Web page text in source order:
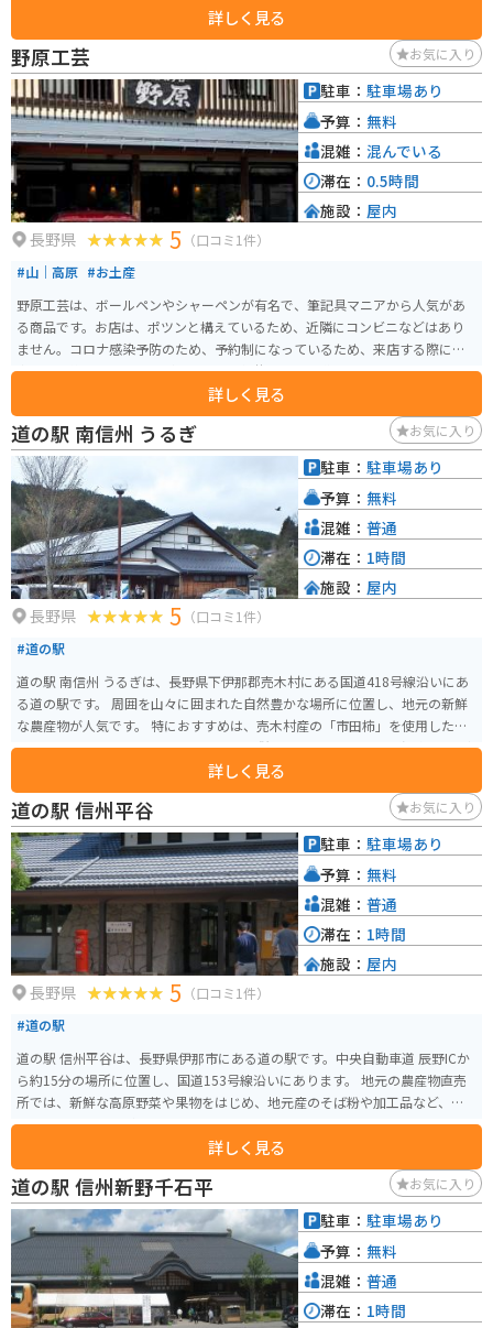
ら栽培されている「遠山ジンギスカン」は、他では味わえない独特の風味を
持つ羊肉として人気です。食堂では、この遠山ジンギスカンを使ったジンギ
スカン定食や、地元産の食材を使った料理を味わうことができます。バイク
で訪れた際には、駐車場から続く遊歩道を散策するのがおすすめです。天竜
川沿いを歩くことができ、自然豊かな風景を満喫できます。 また、道の駅 遠
山郷は、南アルプスエコーラインの起点にもなっています。この道は、南ア
ルプスの絶景を眺めながら走ることができる、ツーリングに最適なルートで
す。
詳しく見る
野原工芸 お気に入り
長野県 5 （口コミ1件）
#山｜高原 #お土産
野原工芸は、ボールペンやシャーペンが有名で、筆記具マニアから人気があ
る商品です。お店は、ポツンと構えているため、近隣にコンビニなどはあり
ません。コロナ感染予防のため、予約制になっているため、来店する際には
事前に予約しておくことが必要です。舗装された山道なので、バイクツーリ
ングでもとても楽しめます！素敵な筆記具を手に入れてみてはいかがでしょ
うか。
詳しく見る
駐車： 駐車場あり
予算： 無料
混雑： 混んでいる
滞在： 0.5時間
施設： 屋内
道の駅 南信州 うるぎ お気に入り
長野県 5 （口コミ1件）
#道の駅
道の駅 南信州 うるぎは、長野県下伊那郡売木村にある国道418号線沿いにあ
る道の駅です。 周囲を山々に囲まれた自然豊かな場所に位置し、地元の新鮮
な農産物が人気です。 特におすすめは、売木村産の「市田柿」を使用したソ
フトクリームやジェラートです。 また、併設されている「うるぎ温泉 こまど
りの湯」は、アルカリ性単純温泉で、旅の疲れを癒すのに最適です。 バイク
で訪れる場合、道の駅には広々とした駐車場が完備されているので安心で
す。 国道418号線は「酷道」としても知られており、険しい峠道が続きます
が、 その分、雄大な景色を楽しむことができます。 ただし、道幅が狭く、急
カーブも多いので、走行には十分注意が必要です。 売木村は、自然豊かな場
所で、キャンプ場やハイキングコースなどもありますので、 アウトドア好き
にもおすすめです。
詳しく見る
駐車： 駐車場あり
予算： 無料
混雑： 普通
滞在： 1時間
施設： 屋内
道の駅 信州平谷 お気に入り
長野県 5 （口コミ1件）
#道の駅
道の駅 信州平谷は、長野県伊那市にある道の駅です。中央自動車道 辰野ICか
ら約15分の場所に位置し、国道153号線沿いにあります。 地元の農産物直売
所では、新鮮な高原野菜や果物をはじめ、地元産のそば粉や加工品など、お
土産に最適なものがたくさん販売されています。 レストランでは、地元産の
食材を使った料理を楽しむことができます。名物は、山賊焼き定食や手打ち
蕎麦です。 バイクで訪れる場合、道の駅には広い駐車場が完備されているの
で安心です。また、周辺には、杖突峠や分杭峠などのツーリングスポットも
点在しているので、ツーリングの拠点としても最適です。 道の駅 信州平谷
は、地元の魅力が詰まった道の駅です。ぜひ、お立ち寄りください。
詳しく見る
駐車： 駐車場あり
予算： 無料
混雑： 普通
滞在： 1時間
施設： 屋内
道の駅 信州新野千石平 お気に入り
駐車： 駐車場あり
予算： 無料
混雑： 普通
滞在： 1時間